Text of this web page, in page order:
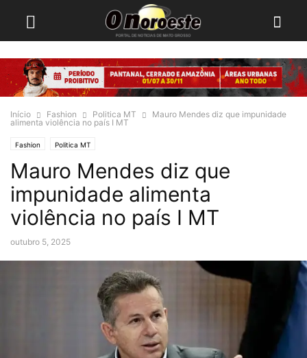
Início Fashion Politica MT
Mauro Mendes diz que impunidade
alimenta violência no país I MT
Fashion Politica MT
Mauro Mendes diz que
impunidade alimenta
violência no país I MT
outubro 5, 2025